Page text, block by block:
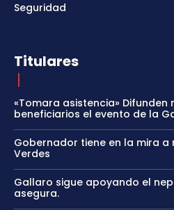
Seguridad
Titulares
«Tomara asistencia»
beneficiarios el evento de la
Gobernador tiene en la mira a
Verdes
Gallaro sigue apoyando el
asegura.